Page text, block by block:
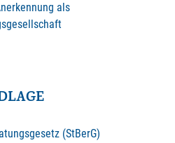
als
(StBerG)